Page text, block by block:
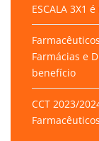
ESCALA 3X1
Farmácias e
benefício
CCT 2023/